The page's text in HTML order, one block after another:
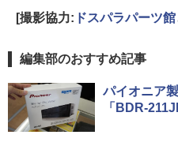
[撮影協力: ドスパラパーツ館
編集部のおすすめ記事
パイオニア
「BDR-